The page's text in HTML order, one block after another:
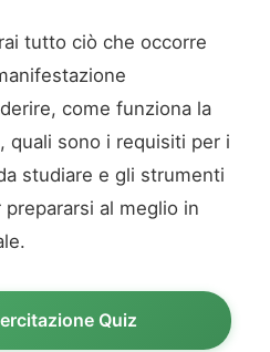
tutto ciò che occorre
come funziona la
quali sono i requisiti per i
studiare e gli strumenti
al meglio in
Quiz